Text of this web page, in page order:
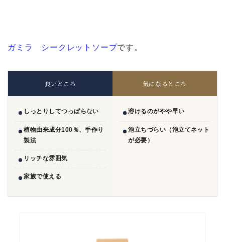
ガミラ シークレットソープです。
良いところ
しっとりしてつっぱらない
植物由来成分100％、手作り
製法
リッチな雰囲気
家族で使える
気になるところ
溶けるのがやや早い
泡立ちづらい（泡立てネット
が必要）